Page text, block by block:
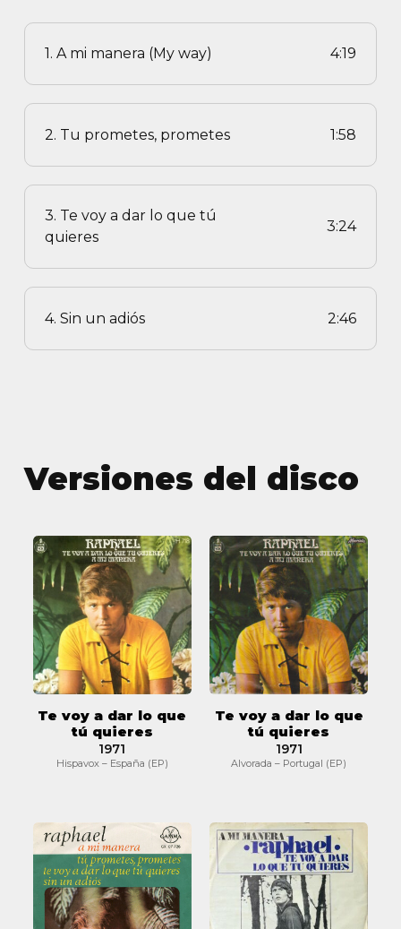
1. A mi manera (My way) 4:19
2. Tu prometes, prometes 1:58
3. Te voy a dar lo que tú
quieres
3:24
4. Sin un adiós 2:46
Versiones del disco
Te
voy
a
dar
lo
que
tú
quieres
Te voy a dar lo que
tú quieres
1971
Hispavox – España (EP)
Te
voy
a
dar
lo
que
tú
quieres
Te voy a dar lo que
tú quieres
1971
Alvorada – Portugal (EP)
mi
manera
Te
voy
a
dar
lo